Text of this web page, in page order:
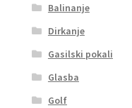
Balinanje
Dirkanje
Gasilski pokali
Glasba
Golf